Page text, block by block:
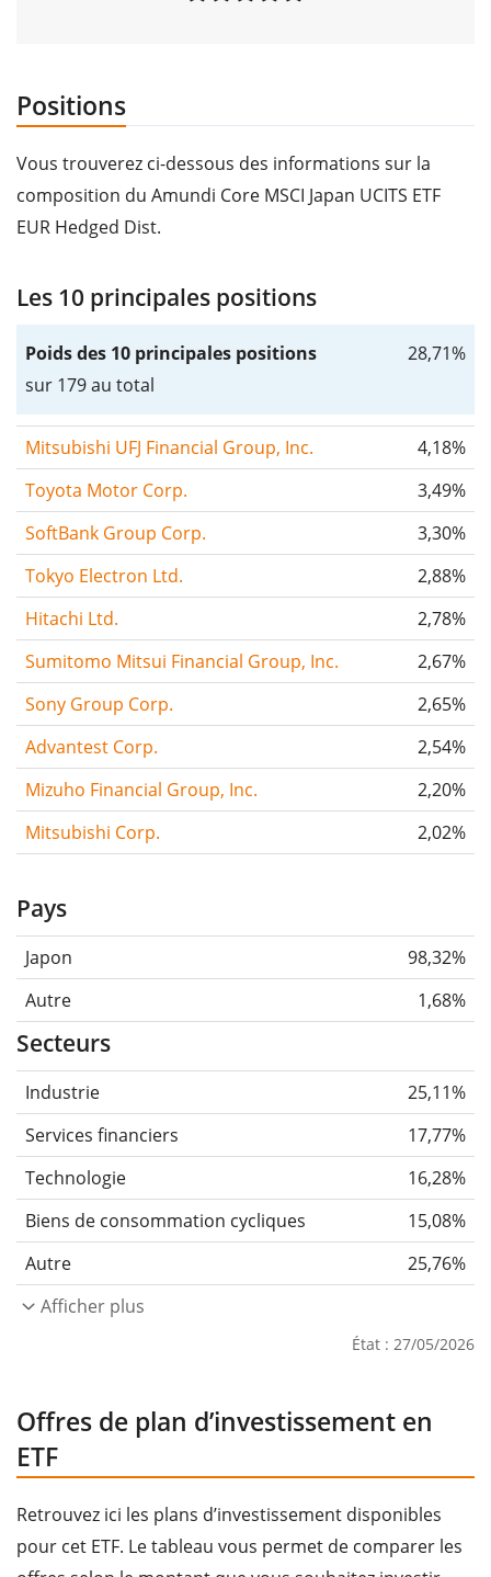
Positions
Vous trouverez ci-dessous des informations sur la
composition du Amundi Core MSCI Japan UCITS ETF
EUR Hedged Dist.
Les 10 principales positions
Poids des 10 principales positions
sur 179 au total
28,71%
Mitsubishi UFJ Financial Group, Inc.
4,18%
Toyota Motor Corp.
3,49%
SoftBank Group Corp.
3,30%
Tokyo Electron Ltd.
2,88%
Hitachi Ltd.
2,78%
Sumitomo Mitsui Financial Group, Inc.
2,67%
Sony Group Corp.
2,65%
Advantest Corp.
2,54%
Mizuho Financial Group, Inc.
2,20%
Mitsubishi Corp.
2,02%
Pays
Japon
98,32%
Autre
1,68%
Secteurs
Industrie
25,11%
Services financiers
17,77%
Technologie
16,28%
Biens de consommation cycliques
15,08%
Autre
25,76%
Afficher plus
État : 27/05/2026
Offres de plan d’investissement en
ETF
Retrouvez ici les plans d’investissement disponibles
pour cet ETF. Le tableau vous permet de comparer les